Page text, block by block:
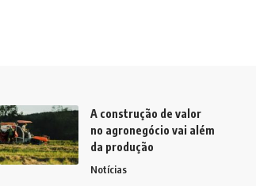
A construção de valor
no agronegócio vai além
da produção
Notícias